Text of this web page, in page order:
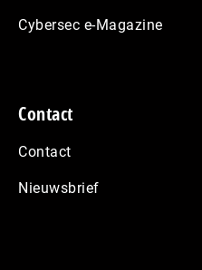
Cybersec e-Magazine
Contact
Contact
Nieuwsbrief